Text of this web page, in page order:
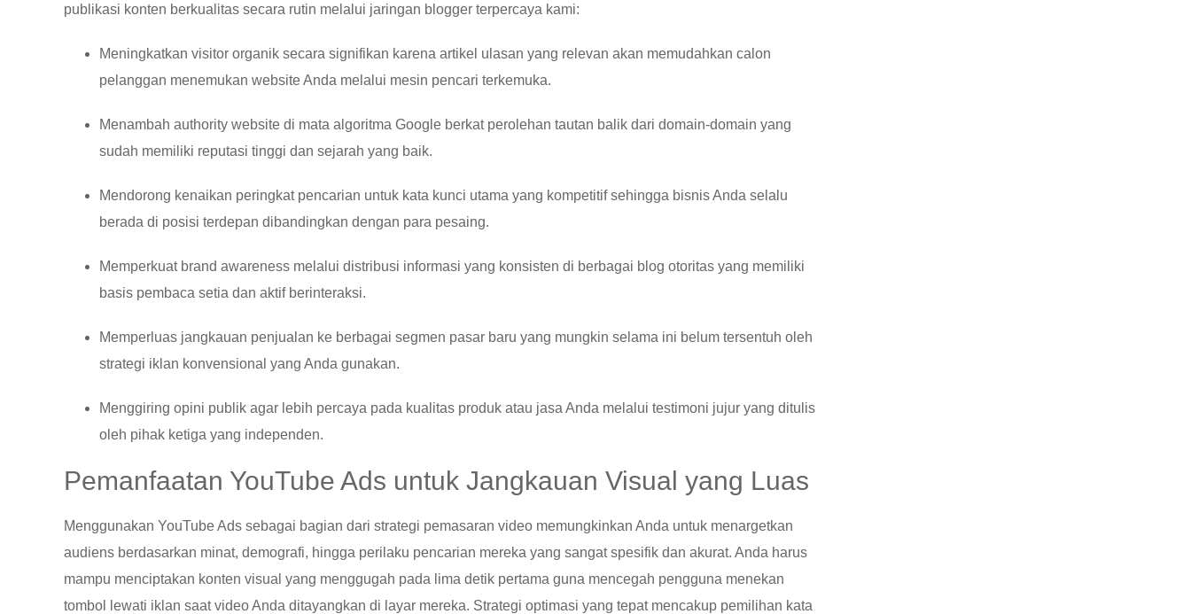
publikasi konten berkualitas secara rutin melalui jaringan blogger terpercaya kami:
Meningkatkan visitor organik secara signifikan karena artikel ulasan yang relevan akan memudahkan calon
pelanggan menemukan website Anda melalui mesin pencari terkemuka.
Menambah authority website di mata algoritma Google berkat perolehan tautan balik dari domain-domain yang
sudah memiliki reputasi tinggi dan sejarah yang baik.
Mendorong kenaikan peringkat pencarian untuk kata kunci utama yang kompetitif sehingga bisnis Anda selalu
berada di posisi terdepan dibandingkan dengan para pesaing.
Memperkuat brand awareness melalui distribusi informasi yang konsisten di berbagai blog otoritas yang memiliki
basis pembaca setia dan aktif berinteraksi.
Memperluas jangkauan penjualan ke berbagai segmen pasar baru yang mungkin selama ini belum tersentuh oleh
strategi iklan konvensional yang Anda gunakan.
Menggiring opini publik agar lebih percaya pada kualitas produk atau jasa Anda melalui testimoni jujur yang ditulis
oleh pihak ketiga yang independen.
Pemanfaatan YouTube Ads untuk Jangkauan Visual yang Luas
Menggunakan YouTube Ads sebagai bagian dari strategi pemasaran video memungkinkan Anda untuk menargetkan
audiens berdasarkan minat, demografi, hingga perilaku pencarian mereka yang sangat spesifik dan akurat. Anda harus
mampu menciptakan konten visual yang menggugah pada lima detik pertama guna mencegah pengguna menekan
tombol lewati iklan saat video Anda ditayangkan di layar mereka. Strategi optimasi yang tepat mencakup pemilihan kata